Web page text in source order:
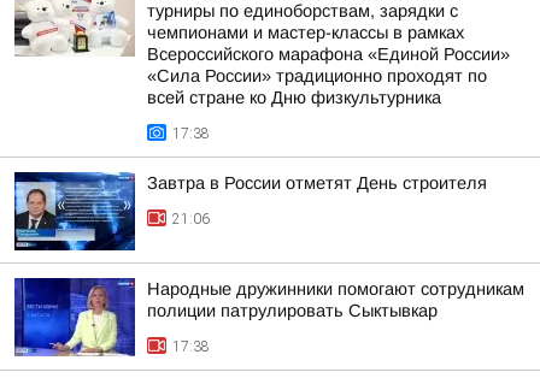
турниры по единоборствам, зарядки с
чемпионами и мастер-классы в рамках
Всероссийского марафона «Единой России»
«Сила России» традиционно проходят по
всей стране ко Дню физкультурника
17:38
Завтра в России отметят День строителя
21:06
Народные дружинники помогают сотрудникам
полиции патрулировать Сыктывкар
17:38